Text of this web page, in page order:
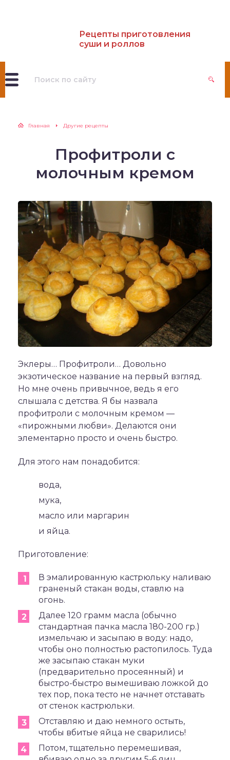
Рецепты приготовления
суши и роллов
Главная Другие рецепты
Профитроли с
молочным кремом
Эклеры… Профитроли… Довольно
экзотическое название на первый взгляд.
Но мне очень привычное, ведь я его
слышала с детства. Я бы назвала
профитроли с молочным кремом —
«пирожными любви». Делаются они
элементарно просто и очень быстро.
Для этого нам понадобится:
вода,
мука,
масло или маргарин
и яйца.
Приготовление:
В эмалированную кастрюльку наливаю
граненый стакан воды, ставлю на
огонь.
Далее 120 грамм масла (обычно
стандартная пачка масла 180-200 гр.)
измельчаю и засыпаю в воду: надо,
чтобы оно полностью растопилось. Туда
же засыпаю стакан муки
(предварительно просеянный) и
быстро-быстро вымешиваю ложкой до
тех пор, пока тесто не начнет отставать
от стенок кастрюльки.
Отставляю и даю немного остыть,
чтобы вбитые яйца не сварились!
Потом, тщательно перемешивая,